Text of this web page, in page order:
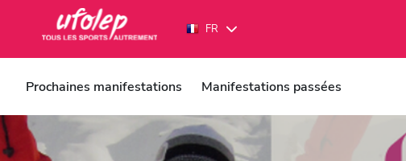
FR
FR
EN
Prochaines manifestations Manifestations passées
Panneau de gestion des cookies